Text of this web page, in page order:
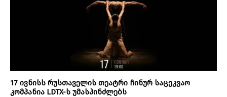
17 ივნისს რუსთაველის თეატრი ჩინურ საცეკვაო
კომპანია LDTX-ს უმასპინძლებს